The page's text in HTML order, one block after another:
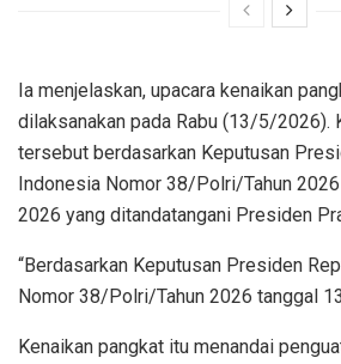
Ia menjelaskan, upacara kenaikan
dilaksanakan pada Rabu (13/5/2026).
tersebut berdasarkan Keputusan
Indonesia Nomor 38/Polri/Tahun
2026 yang ditandatangani Presiden
“Berdasarkan Keputusan Presiden
Nomor 38/Polri/Tahun 2026 tanggal
Kenaikan pangkat itu menandai